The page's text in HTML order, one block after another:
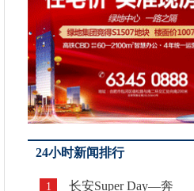
24小时新闻排行
1 长安Super Day—奔